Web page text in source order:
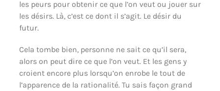
les peurs pour obtenir ce que l’on veut ou jouer sur
les désirs. Là, c’est ce dont il s’agit. Le désir du
futur.
Cela tombe bien, personne ne sait ce qu’il sera,
alors on peut dire ce que l’on veut. Et les gens y
croient encore plus lorsqu’on enrobe le tout de
l’apparence de la rationalité. Tu sais façon grand